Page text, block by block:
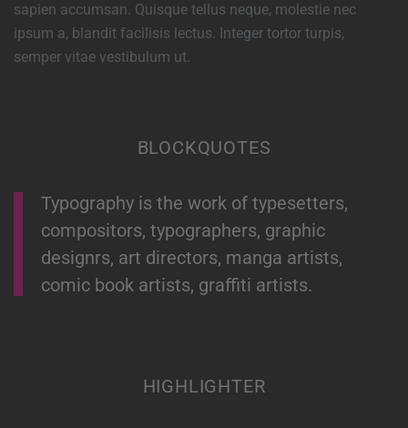
sapien accumsan. Quisque tellus neque, molestie nec
ipsum a, blandit facilisis lectus. Integer tortor turpis,
semper vitae vestibulum ut.
BLOCKQUOTES
Typography is the work of typesetters,
compositors, typographers, graphic
designrs, art directors, manga artists,
comic book artists, graffiti artists.
HIGHLIGHTER